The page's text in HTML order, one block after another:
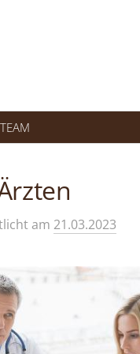
TEAM
am 21.03.2023